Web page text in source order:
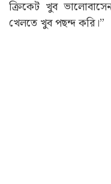
ক্রিকেট খুব
খেলতে খুব পছন্দ করি।”